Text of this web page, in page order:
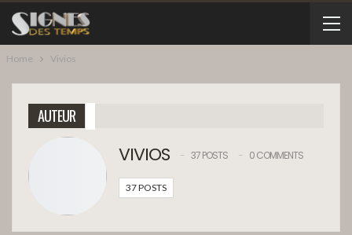
Home Vivios
AUTEUR
VIVIOS 37 POSTS 0 COMMENTS
37 POSTS